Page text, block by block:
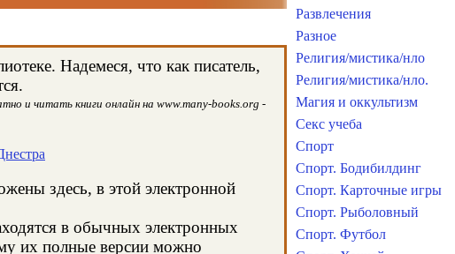
Надемеся, что как писатель,
и читать книги онлайн на www.many-books.org -
здесь, в этой электронной
в обычных электронных
их полные версии можно
Развлечения
Разное
Религия/мистика/нло
Религия/мистика/нло.
Магия и оккультизм
Секс учеба
Спорт
Спорт. Бодибилдинг
Спорт. Карточные игры
Спорт. Рыболовный
Спорт. Футбол